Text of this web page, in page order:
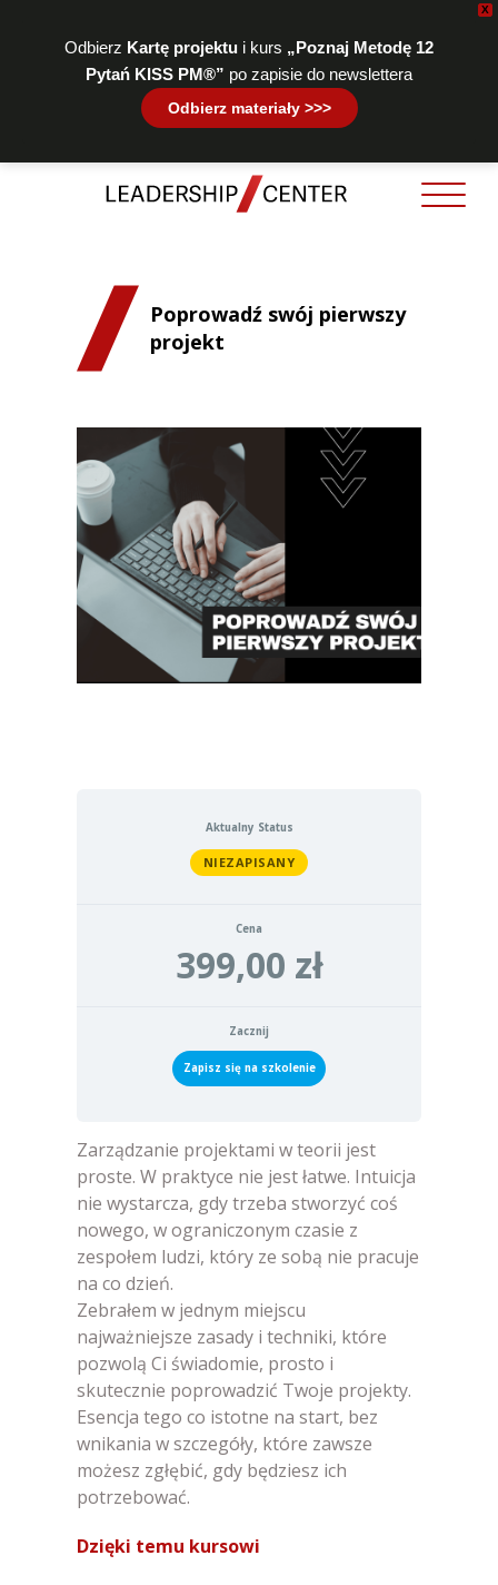
X
Odbierz Kartę projektu i kurs „Poznaj Metodę 12
Pytań KISS PM®” po zapisie do newslettera
Odbierz materiały >>>
Poprowadź swój pierwszy
projekt
Aktualny Status
NIEZAPISANY
Cena
399,00 zł
Zacznij
Zapisz się na szkolenie
Zarządzanie projektami w teorii jest
proste. W praktyce nie jest łatwe. Intuicja
nie wystarcza, gdy trzeba stworzyć coś
nowego, w ograniczonym czasie z
zespołem ludzi, który ze sobą nie pracuje
na co dzień.
Zebrałem w jednym miejscu
najważniejsze zasady i techniki, które
pozwolą Ci świadomie, prosto i
skutecznie poprowadzić Twoje projekty.
Esencja tego co istotne na start, bez
wnikania w szczegóły, które zawsze
możesz zgłębić, gdy będziesz ich
potrzebować.
Dzięki temu kursowi